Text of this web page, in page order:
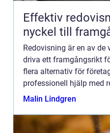
Effektiv
nyckel till
Redovisning är en av
driva ett framgångsrikt
flera alternativ för
professionell hjälp med
Redovisning &Ou...
Malin Lindgren